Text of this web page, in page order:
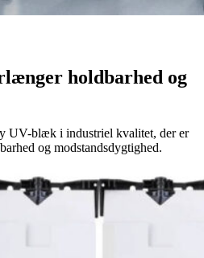
holdbarhed og
UV-blæk i industriel kvalitet, der er
og modstandsdygtighed.